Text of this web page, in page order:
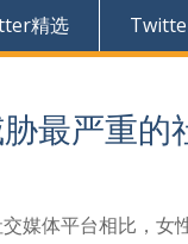
精选
最严重的
媒体平台相比，